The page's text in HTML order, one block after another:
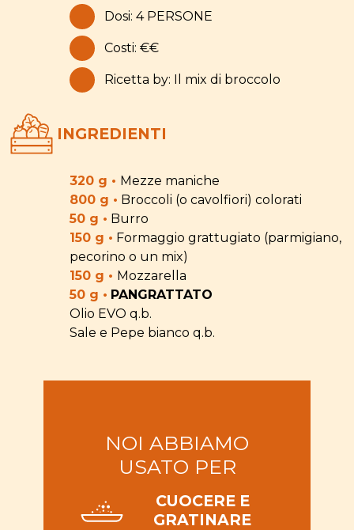
Dosi: 4 PERSONE
Costi: €€
Ricetta by: Il mix di broccolo
INGREDIENTI
320 g • Mezze maniche
800 g • Broccoli (o cavolfiori) colorati
50 g • Burro
150 g • Formaggio grattugiato (parmigiano,
pecorino o un mix)
150 g • Mozzarella
50 g • PANGRATTATO
Olio EVO q.b.
Sale e Pepe bianco q.b.
NOI ABBIAMO
USATO PER
CUOCERE E
GRATINARE